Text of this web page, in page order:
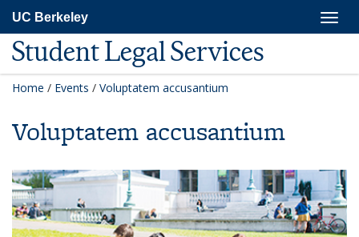
main
content
UC Berkeley
Student Legal Services
Home / Events / Voluptatem accusantium
Voluptatem accusantium